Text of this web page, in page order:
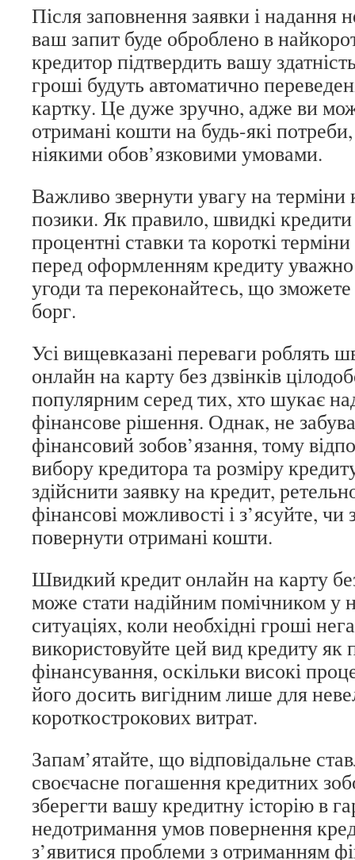
Після заповнення заявки і надання
ваш запит буде оброблено в
кредитор підтвердить вашу
гроші будуть автоматично
картку. Це дуже зручно, адже ви
отримані кошти на будь-які
ніякими обов’язковими умовами.
Важливо звернути увагу на терміни
позики. Як правило, швидкі
процентні ставки та короткі
перед оформленням кредиту
угоди та переконайтесь, що
борг.
Усі вищевказані переваги роблять
онлайн на карту без дзвінків
популярним серед тих, хто шукає
фінансове рішення. Однак, не
фінансовий зобов’язання, тому
вибору кредитора та розміру
здійснити заявку на кредит,
фінансові можливості і з’ясуйте,
повернути отримані кошти.
Швидкий кредит онлайн на карту
може стати надійним помічником у
ситуаціях, коли необхідні гроші
використовуйте цей вид кредиту як
фінансування, оскільки високі
його досить вигідним лише для
короткострокових витрат.
Запам’ятайте, що відповідальне
своєчасне погашення кредитних
зберегти вашу кредитну історію в
недотримання умов повернення
з’явитися проблеми з отриманням